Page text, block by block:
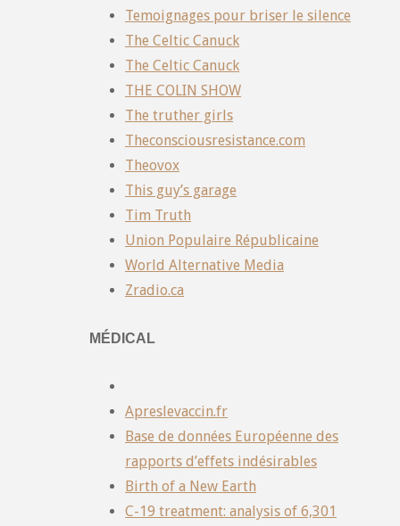
Temoignages pour briser le silence
The Celtic Canuck
The Celtic Canuck
THE COLIN SHOW
The truther girls
Theconsciousresistance.com
Theovox
This guy’s garage
Tim Truth
Union Populaire Républicaine
World Alternative Media
Zradio.ca
MÉDICAL
Apreslevaccin.fr
Base de données Européenne des
rapports d’effets indésirables
Birth of a New Earth
C-19 treatment: analysis of 6,301